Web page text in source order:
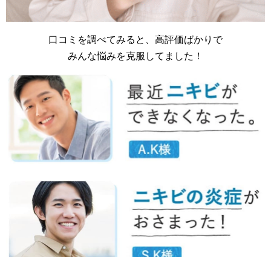
口コミを調べてみると、高評価ばかりで
みんな悩みを克服してました！